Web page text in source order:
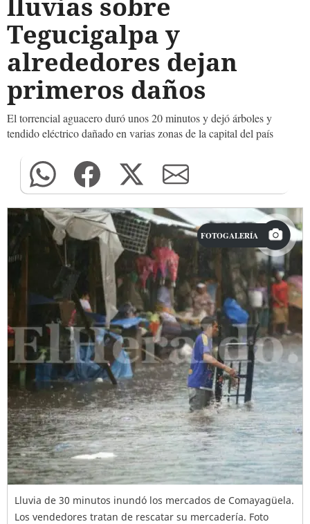
Tegucigalpa y
alrededores dejan
primeros daños
El torrencial aguacero duró unos 20 minutos y dejó árboles y
tendido eléctrico dañado en varias zonas de la capital del país
FOTOGALERÍA
Lluvia de 30 minutos inundó los mercados de Comayagüela.
Los vendedores tratan de rescatar su mercadería. Foto